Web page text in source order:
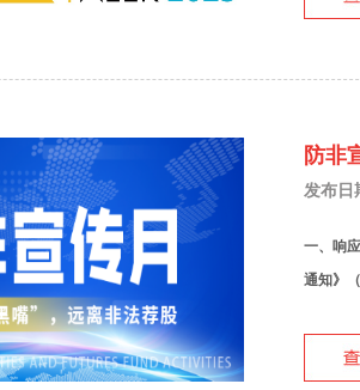
防非
发布日
一、响
通知》